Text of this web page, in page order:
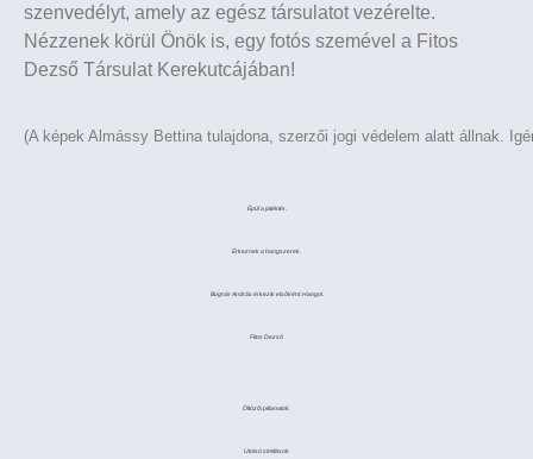
szenvedélyt, amely az egész társulatot vezérelte.
Nézzenek körül Önök is, egy fotós szemével a Fitos
Dezső Társulat Kerekutcájában!
(A képek Almássy Bettina tulajdona, szerzői jogi védelem alatt állnak .
Épül a játéktér.
Érkeznek a hangszerek.
Bognár András érkezik elsőként. Hangol.
Fitos Dezső
Öltözői pillanatok.
Utolsó simítások.